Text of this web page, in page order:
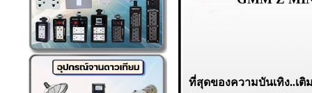
ที่สุดของความบันเทิง..เ